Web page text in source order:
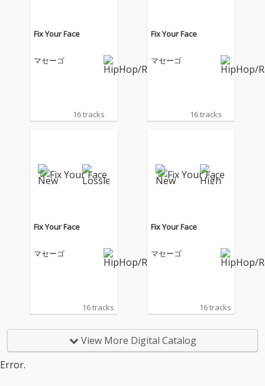
Fix Your Face
マセーゴ
16 tracks
Fix Your Face
マセーゴ
16 tracks
Fix Your Face
マセーゴ
16 tracks
Fix Your Face
マセーゴ
16 tracks
View More Digital Catalog
Error.